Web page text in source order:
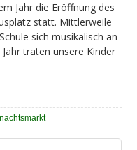
Jahr die Eröffnung des
statt. Mittlerweile
sich musikalisch an
traten unsere Kinder